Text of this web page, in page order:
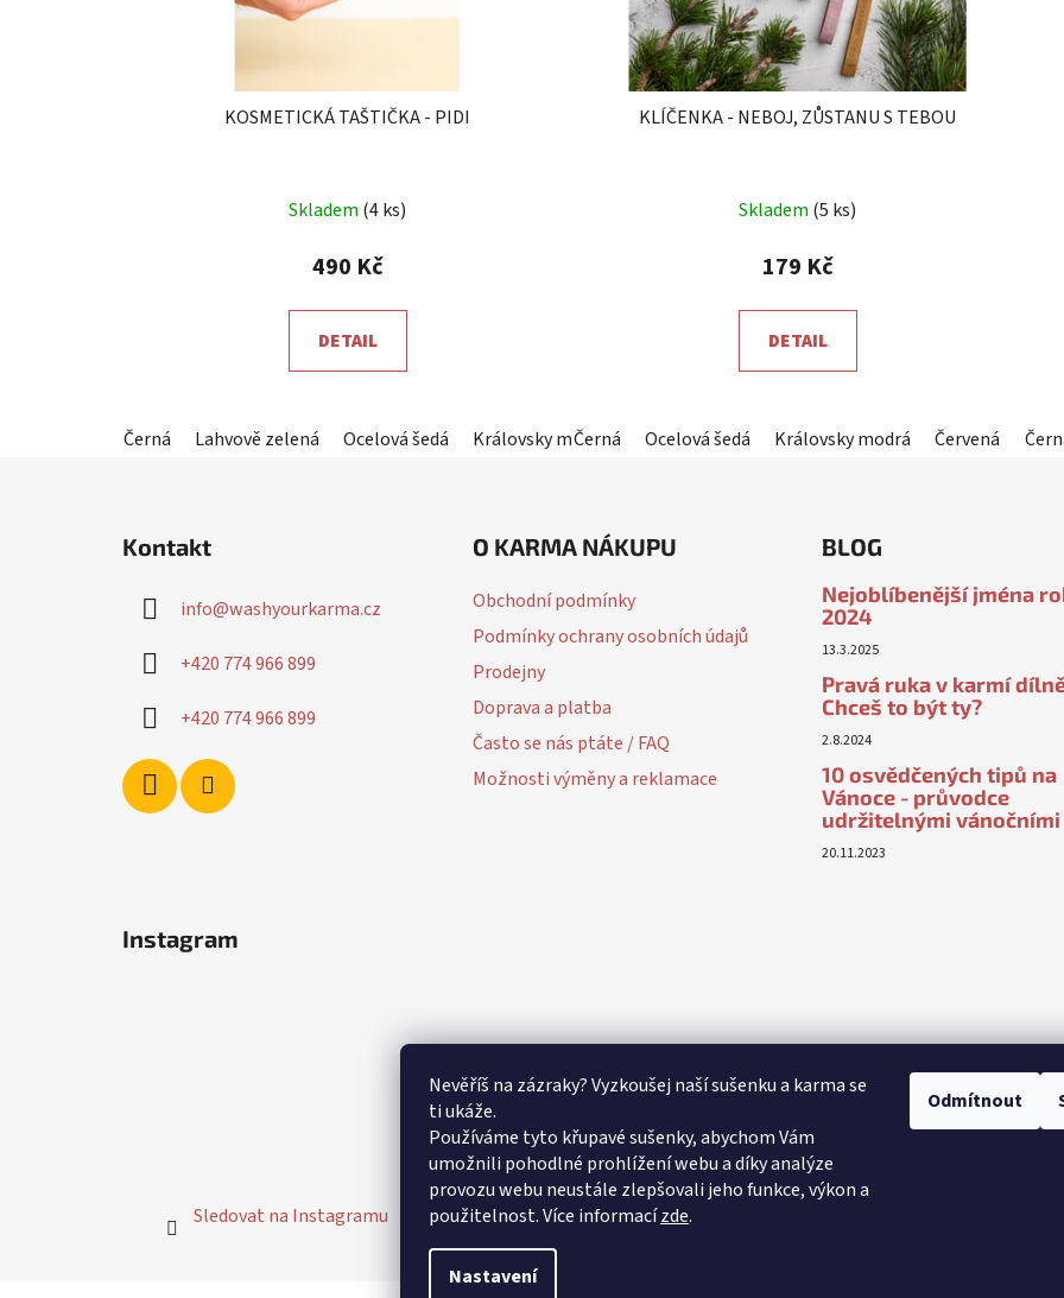
Nevěříš na zázraky? Vyzkoušej naší sušenku a karma se
ti ukáže.
Používáme tyto křupavé sušenky, abychom Vám
umožnili pohodlné prohlížení webu a díky analýze
provozu webu neustále zlepšovali jeho funkce, výkon a
použitelnost.Více informacízde.
Nastavení
Odmítnout
KOSMETICKÁ TAŠTIČKA - PIDI
hodnocení
produktu
5,0
z
Skladem (4 ks)
490 Kč
DETAIL
Černá Lahvově zelená Ocelová šedá Královsky modrá Červená Horčicová Sahara Korálová Fialová
KLÍČENKA - NEBOJ, ZŮSTANU S TEBOU
Skladem (5 ks)
179 Kč
DETAIL
Černá Ocelová šedá Královsky modrá Červená
Kontakt
info@washyourkarma.cz
+420 774 966 899
+420 774 966 899
O KARMA NÁKUPU
Obchodní podmínky
Podmínky ochrany osobních údajů
Prodejny
Doprava a platba
Často se nás ptáte / FAQ
Možnosti výměny a reklamace
BLOG
Nejoblíbenější jména
2024
13.3.2025
Pravá ruka v karmí
Chceš to být ty?
2.8.2024
10 osvědčených tipů na
Vánoce - průvodce
udržitelnými
20.11.2023
Instagram
Sledovat na Instagramu